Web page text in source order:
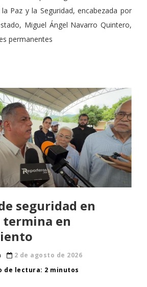
Paz y la Seguridad, encabezada por
Miguel Ángel Navarro Quintero,
permanentes
seguridad en
en
2 de agosto de 2026
de lectura: 2 minutos